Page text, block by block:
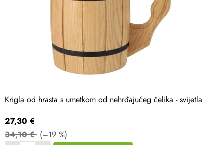
Krigla od hrasta s umetkom od nehrđajućeg čelika - svijetla
27,30 €
34,10 € (–19 %)